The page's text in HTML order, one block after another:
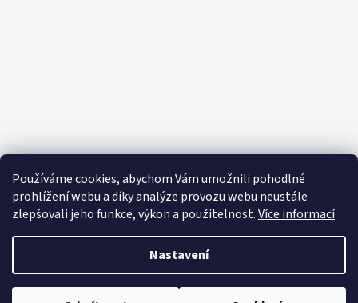
Používáme cookies, abychom Vám umožnili pohodlné
prohlížení webu a díky analýze provozu webu neustále
zlepšovali jeho funkce, výkon a použitelnost.Více informací
Nastavení
Copyright 2026Editapradlo.cz. Všechna práva vyhrazena.Upravit